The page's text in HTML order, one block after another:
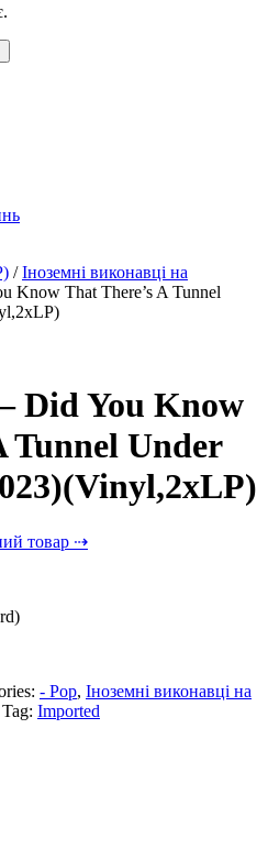
/Іноземні виконавці на
Know That There’s A Tunnel
Did You Know
Tunnel Under
товар ⇢
- Pop, Іноземні виконавці на
Tag: Imported